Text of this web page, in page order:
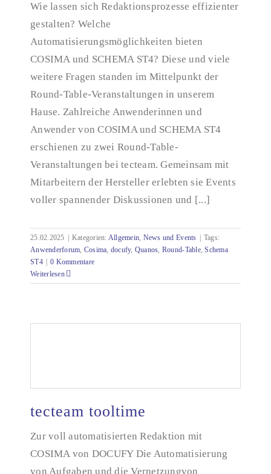
Round Table zu COSIMA und SCHEMA ST4
Wie lassen sich Redaktionsprozesse effizienter
gestalten? Welche
Automatisierungsmöglichkeiten bieten
COSIMA und SCHEMA ST4? Diese und viele
weitere Fragen standen im Mittelpunkt der
Round-Table-Veranstaltungen in unserem
Hause. Zahlreiche Anwenderinnen und
Anwender von COSIMA und SCHEMA ST4
erschienen zu zwei Round-Table-
Veranstaltungen bei tecteam. Gemeinsam mit
Mitarbeitern der Hersteller erlebten sie Events
voller spannender Diskussionen und [...]
25.02.2025 Kategorien: Allgemein, News und Events
Tags:
Anwenderforum, Cosima, docufy, Quanos, Round-Table,Schema
ST4
0 Kommentare
Weiterlesen
tecteam tooltime
Zur voll automatisierten Redaktion mit
COSIMA von DOCUFY Die Automatisierung
von Aufgaben und die Vernetzungvon